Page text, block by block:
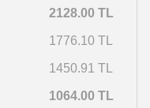
2128.00 TL
1776.10 TL
1450.91 TL
1064.00 TL